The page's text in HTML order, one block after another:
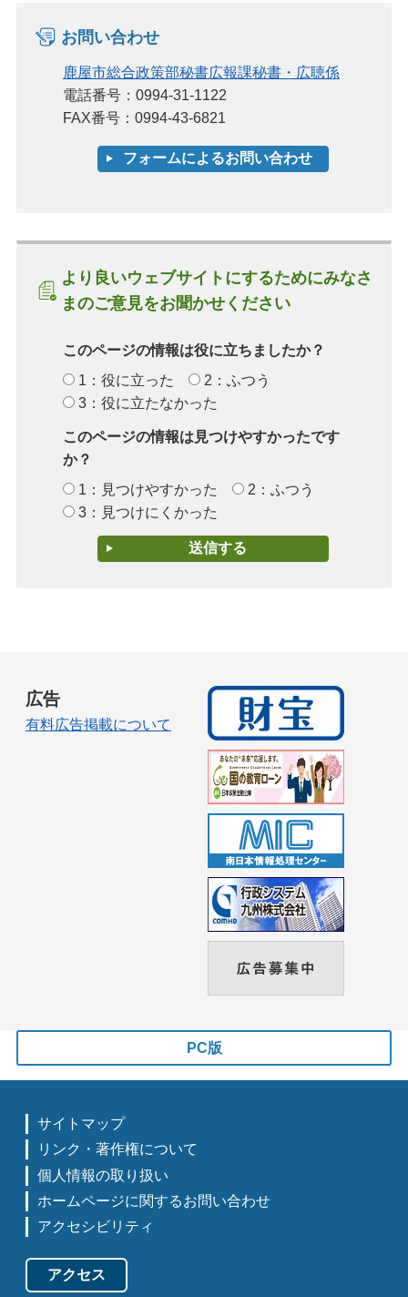
お問い合わせ
鹿屋市総合政策部秘書広報課秘書・広聴係
電話番号：0994-31-1122
FAX番号：0994-43-6821
より良いウェブサイトにするためにみなさ
まのご意見をお聞かせください
このページの情報は役に立ちましたか？
1：役に立った
2：ふつう
3：役に立たなかった
このページの情報は見つけやすかったです
か？
1：見つけやすかった
2：ふつう
3：見つけにくかった
広告
有料広告掲載について
PC版
サイトマップ
リンク・著作権について
個人情報の取り扱い
ホームページに関するお問い合わせ
アクセシビリティ
アクセス